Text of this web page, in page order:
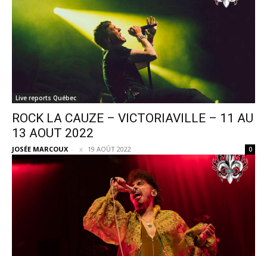
Live reports Québec
ROCK LA CAUZE – VICTORIAVILLE – 11 AU
13 AOUT 2022
JOSÉE MARCOUX - 19 AOÛT 2022 0